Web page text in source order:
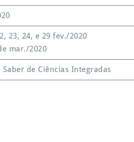
23, 24, e 29 fev./2020
mar./2020
de Ciências Integradas